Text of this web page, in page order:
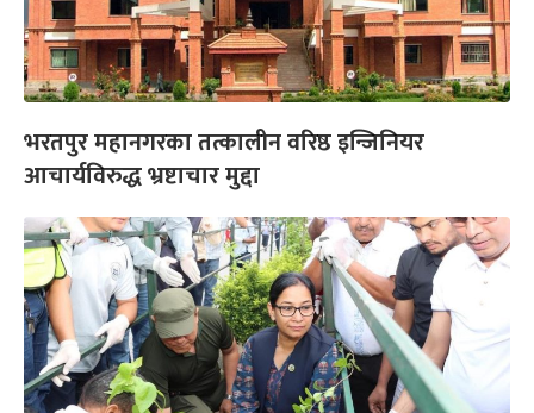
भरतपुर महानगरका तत्कालीन वरिष्ठ इन्जिनियर
आचार्यविरुद्ध भ्रष्टाचार मुद्दा